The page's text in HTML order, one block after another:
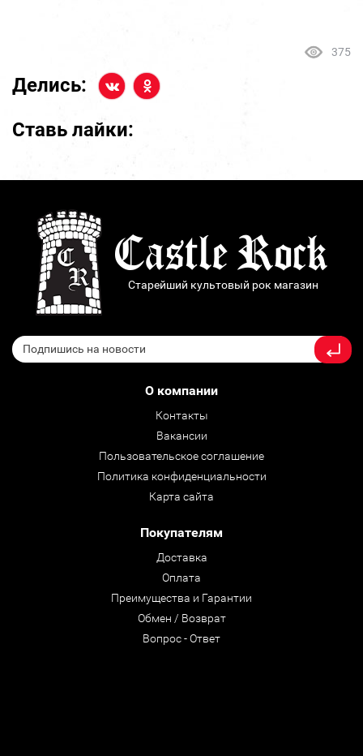
375
Делись:
Ставь лайки:
Старейший культовый рок магазин
О компании
Контакты
Вакансии
Пользовательское соглашение
Политика конфиденциальности
Карта сайта
Покупателям
Доставка
Оплата
Преимущества и Гарантии
Обмен / Возврат
Вопрос - Ответ